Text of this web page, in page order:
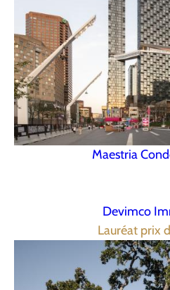
Maestria
Devimco
Lauréat prix